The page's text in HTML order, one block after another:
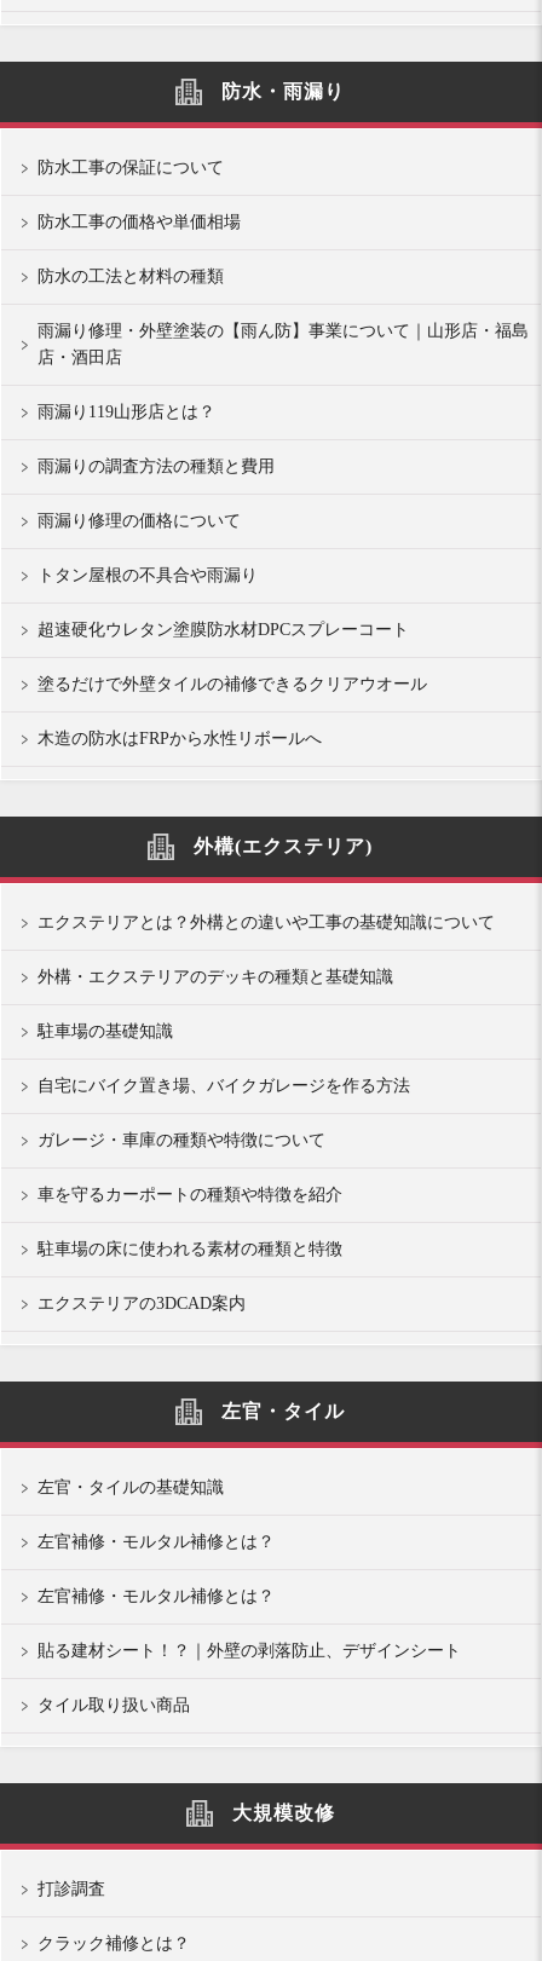
防水・雨漏り
防水工事の保証について
防水工事の価格や単価相場
防水の工法と材料の種類
雨漏り修理・外壁塗装の【雨ん防】事業について｜山形店・福島
店・酒田店
雨漏り119山形店とは？
雨漏りの調査方法の種類と費用
雨漏り修理の価格について
トタン屋根の不具合や雨漏り
超速硬化ウレタン塗膜防水材DPCスプレーコート
塗るだけで外壁タイルの補修できるクリアウオール
木造の防水はFRPから水性リボールへ
外構(エクステリア)
エクステリアとは？外構との違いや工事の基礎知識について
外構・エクステリアのデッキの種類と基礎知識
駐車場の基礎知識
自宅にバイク置き場、バイクガレージを作る方法
ガレージ・車庫の種類や特徴について
車を守るカーポートの種類や特徴を紹介
駐車場の床に使われる素材の種類と特徴
エクステリアの3DCAD案内
左官・タイル
左官・タイルの基礎知識
左官補修・モルタル補修とは？
左官補修・モルタル補修とは？
貼る建材シート！？｜外壁の剥落防止、デザインシート
タイル取り扱い商品
大規模改修
打診調査
クラック補修とは？